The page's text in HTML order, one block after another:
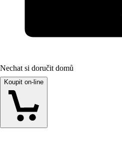
Nechat si doručit domů
Koupit on-line